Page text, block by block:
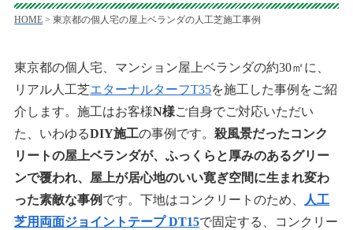
HOME >東京都の個人宅の屋上ベランダの人工芝施工事例
東京都の個人宅、マンション屋上ベランダの約30㎡に、
リアル人工芝エターナルターフT35を施工した事例をご紹
介します。施工はお客様N様ご自身でご対応いただい
た、いわゆるDIY施工の事例です。殺風景だったコンク
リートの屋上ベランダが、ふっくらと厚みのあるグリー
ンで覆われ、屋上が居心地のいい寛ぎ空間に生まれ変わ
った素敵な事例 です。下地はコンクリートのため、
人工
芝用両面ジョイントテープ DT15で固定する、コンクリー